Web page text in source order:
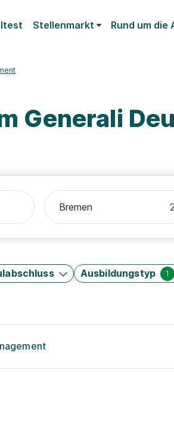
Stellenmarkt Rund um die
Generali
Ausbildungstyp 1